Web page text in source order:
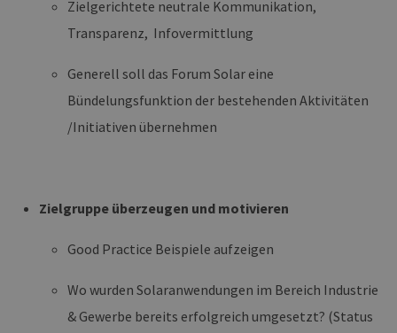
Zielgerichtete neutrale Kommunikation,
Transparenz, Infovermittlung
Generell soll das Forum Solar eine
Bündelungsfunktion der bestehenden Aktivitäten
/Initiativen übernehmen
Zielgruppe überzeugen und motivieren
Good Practice Beispiele aufzeigen
Wo wurden Solaranwendungen im Bereich Industrie
& Gewerbe bereits erfolgreich umgesetzt? (Status